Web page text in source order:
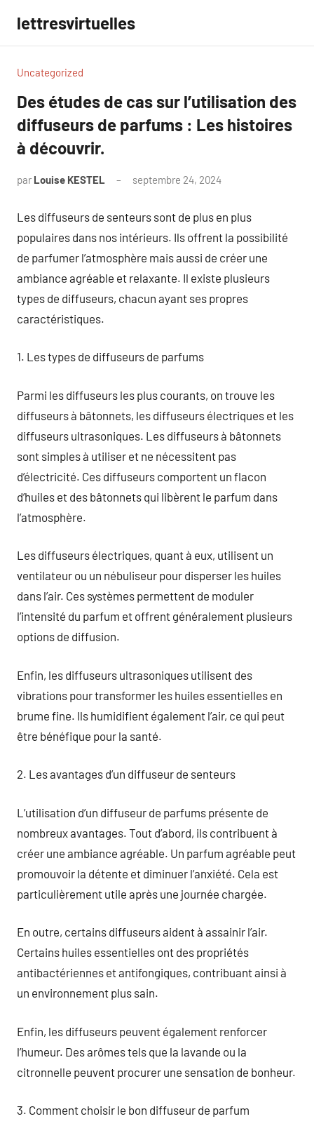
contenu
lettresvirtuelles
Uncategorized
Des études de cas sur l’utilisation des
diffuseurs de parfums : Les histoires
à découvrir.
par Louise KESTEL septembre 24, 2024
Les diffuseurs de senteurs sont de plus en plus
populaires dans nos intérieurs. Ils offrent la possibilité
de parfumer l’atmosphère mais aussi de créer une
ambiance agréable et relaxante. Il existe plusieurs
types de diffuseurs, chacun ayant ses propres
caractéristiques.
1. Les types de diffuseurs de parfums
Parmi les diffuseurs les plus courants, on trouve les
diffuseurs à bâtonnets, les diffuseurs électriques et les
diffuseurs ultrasoniques. Les diffuseurs à bâtonnets
sont simples à utiliser et ne nécessitent pas
d’électricité. Ces diffuseurs comportent un flacon
d’huiles et des bâtonnets qui libèrent le parfum dans
l’atmosphère.
Les diffuseurs électriques, quant à eux, utilisent un
ventilateur ou un nébuliseur pour disperser les huiles
dans l’air. Ces systèmes permettent de moduler
l’intensité du parfum et offrent généralement plusieurs
options de diffusion.
Enfin, les diffuseurs ultrasoniques utilisent des
vibrations pour transformer les huiles essentielles en
brume fine. Ils humidifient également l’air, ce qui peut
être bénéfique pour la santé.
2. Les avantages d’un diffuseur de senteurs
L’utilisation d’un diffuseur de parfums présente de
nombreux avantages. Tout d’abord, ils contribuent à
créer une ambiance agréable. Un parfum agréable peut
promouvoir la détente et diminuer l’anxiété. Cela est
particulièrement utile après une journée chargée.
En outre, certains diffuseurs aident à assainir l’air.
Certains huiles essentielles ont des propriétés
antibactériennes et antifongiques, contribuant ainsi à
un environnement plus sain.
Enfin, les diffuseurs peuvent également renforcer
l’humeur. Des arômes tels que la lavande ou la
citronnelle peuvent procurer une sensation de bonheur.
3. Comment choisir le bon diffuseur de parfum